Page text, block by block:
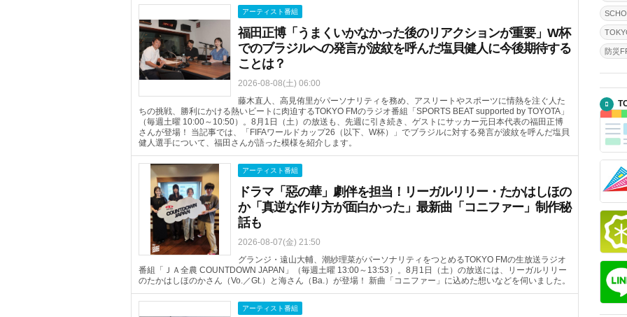
アーティスト番組
福田正博「うまくいかなかった後のリアクションが重要」W杯
でのブラジルへの発言が波紋を呼んだ塩貝健人に今後期待する
ことは？
2026-08-08(土) 06:00
藤木直人、高見侑里がパーソナリティを務め、アスリートやスポーツに情熱を注ぐ人た
ちの挑戦、勝利にかける熱いビートに肉迫するTOKYO FMのラジオ番組「SPORTS BEAT supported by TOYOTA」
（毎週土曜 10:00～10:50）。8月1日（土）の放送も、先週に引き続き、ゲストにサッカー元日本代表の福田正博
さんが登場！ 当記事では、「FIFAワールドカップ26（以下、W杯）」でブラジルに対する発言が波紋を呼んだ塩貝
健人選手について、福田さんが語った模様を紹介します。
アーティスト番組
ドラマ「惡の華」劇伴を担当！リーガルリリー・たかはしほの
か「真逆な作り方が面白かった」最新曲「コニファー」制作秘
話も
2026-08-07(金) 21:50
グランジ・遠山大輔、潮紗理菜がパーソナリティをつとめるTOKYO FMの生放送ラジオ
番組「ＪＡ全農 COUNTDOWN JAPAN」（毎週土曜 13:00～13:53）。8月1日（土）の放送には、リーガルリリー
のたかはしほのかさん（Vo.／Gt.）と海さん（Ba.）が登場！ 新曲「コニファー」に込めた想いなどを伺いました。
アーティスト番組
防災